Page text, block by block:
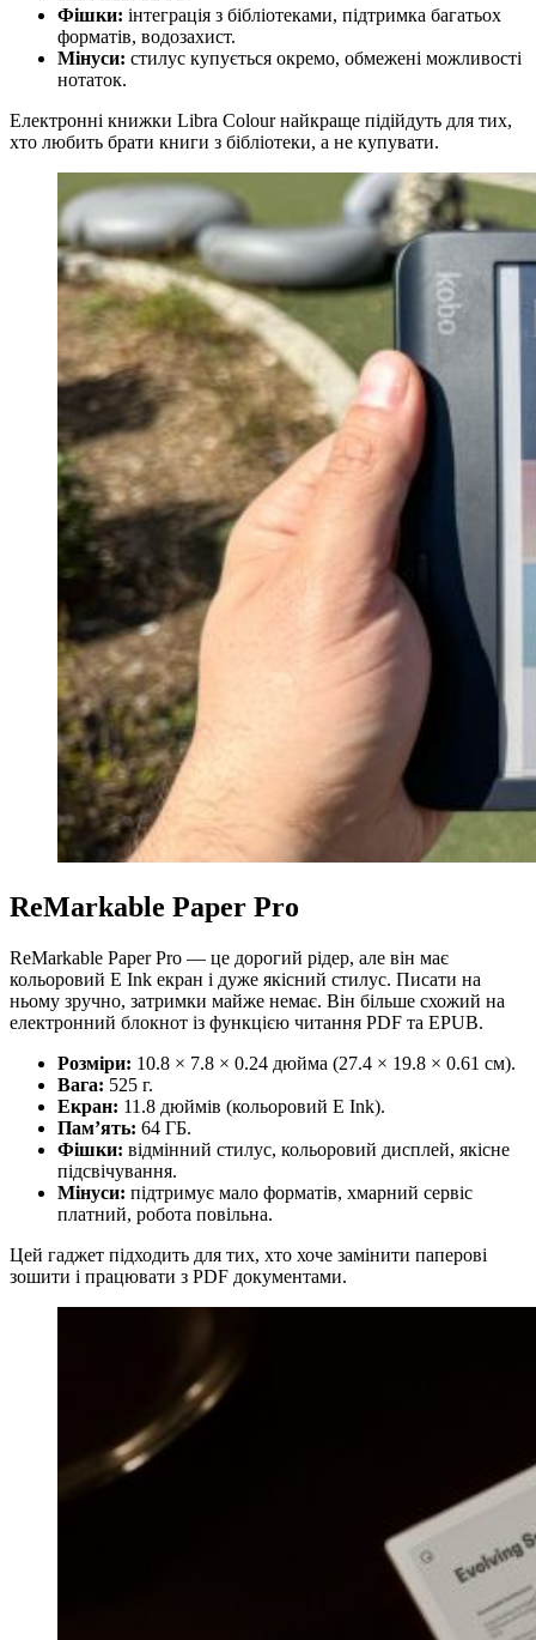
Фішки: інтеграція з бібліотеками, підтримка багатьох
форматів, водозахист.
Мінуси: стилус купується окремо, обмежені можливості
нотаток.
Електронні книжки Libra Colour найкраще підійдуть для тих,
хто любить брати книги з бібліотеки, а не купувати.
ReMarkable Paper Pro
ReMarkable Paper Pro — це дорогий рідер, але він має
кольоровий E Ink екран і дуже якісний стилус. Писати на
ньому зручно, затримки майже немає. Він більше схожий на
електронний блокнот із функцією читання PDF та EPUB.
Розміри: 10.8 × 7.8 × 0.24 дюйма (27.4 × 19.8 × 0.61 см).
Вага: 525 г.
Екран: 11.8 дюймів (кольоровий E Ink).
Пам’ять: 64 ГБ.
Фішки: відмінний стилус, кольоровий дисплей, якісне
підсвічування.
Мінуси: підтримує мало форматів, хмарний сервіс
платний, робота повільна.
Цей гаджет підходить для тих, хто хоче замінити паперові
зошити і працювати з PDF документами.